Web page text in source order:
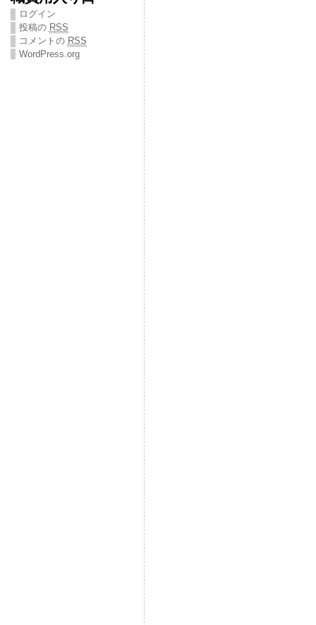
ログイン
投稿の RSS
コメントの RSS
WordPress.org